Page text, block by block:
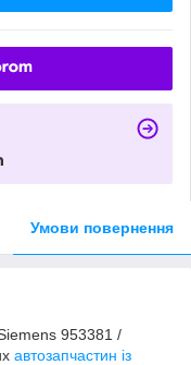
Умови повернення
953381 /
автозапчастин із